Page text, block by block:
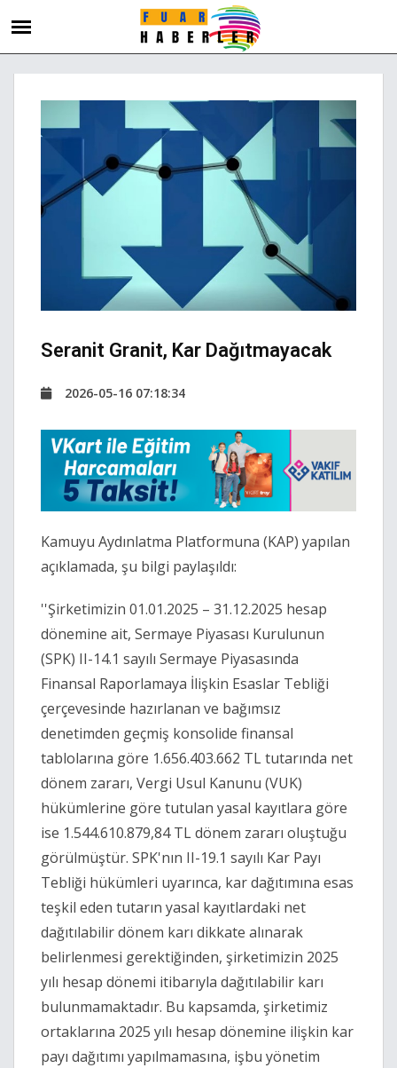
Seranit Granit, Kar Dağıtmayacak
2026-05-16 07:18:34
Kamuyu Aydınlatma Platformuna (KAP) yapılan
açıklamada, şu bilgi paylaşıldı:
''Şirketimizin 01.01.2025 – 31.12.2025 hesap
dönemine ait, Sermaye Piyasası Kurulunun
(SPK) II-14.1 sayılı Sermaye Piyasasında
Finansal Raporlamaya İlişkin Esaslar Tebliği
çerçevesinde hazırlanan ve bağımsız
denetimden geçmiş konsolide finansal
tablolarına göre 1.656.403.662 TL tutarında net
dönem zararı, Vergi Usul Kanunu (VUK)
hükümlerine göre tutulan yasal kayıtlara göre
ise 1.544.610.879,84 TL dönem zararı oluştuğu
görülmüştür. SPK'nın II-19.1 sayılı Kar Payı
Tebliği hükümleri uyarınca, kar dağıtımına esas
teşkil eden tutarın yasal kayıtlardaki net
dağıtılabilir dönem karı dikkate alınarak
belirlenmesi gerektiğinden, şirketimizin 2025
yılı hesap dönemi itibarıyla dağıtılabilir karı
bulunmamaktadır. Bu kapsamda, şirketimiz
ortaklarına 2025 yılı hesap dönemine ilişkin kar
payı dağıtımı yapılmamasına, işbu yönetim